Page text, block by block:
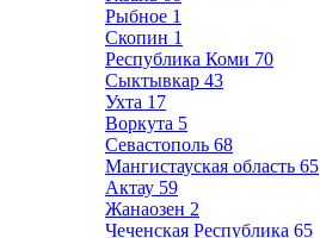
Рыбное 1
Скопин 1
Республика Коми 70
Сыктывкар 43
Ухта 17
Воркута 5
Севастополь 68
Мангистауская область 65
Актау 59
Жанаозен 2
Чеченская Республика 65